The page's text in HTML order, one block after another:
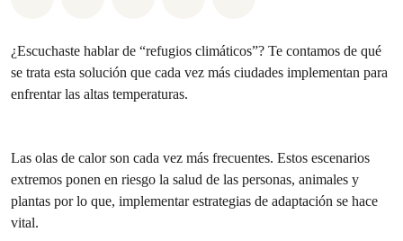
¿Escuchaste hablar de “refugios climáticos”? Te contamos de qué
se trata esta solución que cada vez más ciudades implementan para
enfrentar las altas temperaturas.
Las olas de calor son cada vez más frecuentes. Estos escenarios
extremos ponen en riesgo la salud de las personas, animales y
plantas por lo que, implementar estrategias de adaptación se hace
vital.